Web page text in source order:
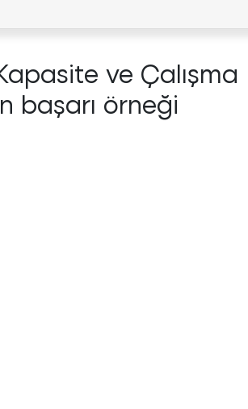
ve Çalışma
başarı örneği